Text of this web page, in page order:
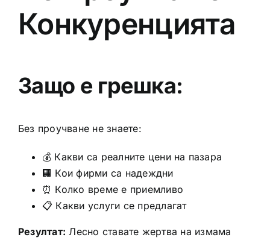
Конкуренцията
Защо е грешка:
Без проучване не знаете:
💰 Какви са реалните цени на пазара
🏢 Кои фирми са надеждни
⏰ Колко време е приемливо
📋 Какви услуги се предлагат
Резултат: Лесно ставате жертва на измама